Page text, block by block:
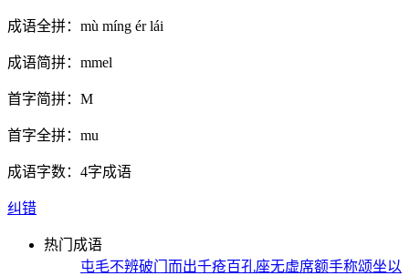
成语全拼： mù míng ér lái
成语简拼： mmel
首字简拼： M
首字全拼： mu
成语字数： 4字成语
纠错
热门成语
屯毛不辨破门而出千疮百孔座无虚席额手称颂坐以